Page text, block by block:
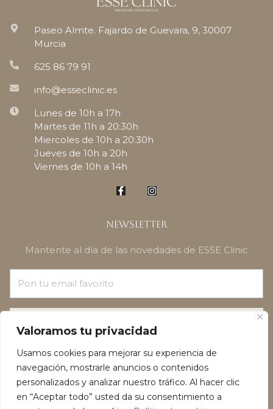
Valoramos tu privacidad
Usamos cookies para mejorar su experiencia de
navegación, mostrarle anuncios o contenidos
personalizados y analizar nuestro tráfico. Al hacer clic
en “Aceptar todo” usted da su consentimiento a
Paseo Almte. Fajardo de Guevara, 9, 30007
Murcia
625 86 79 91
info@esseclinic.es
Lunes de 10h a 17h
Martes de 11h a 20:30h
Miercoles de 10h a 20:30h
Jueves de 10h a 20h
Viernes de 10h a 14h
Newsletter
Mantente al día de las novedades de ESSE Clinic